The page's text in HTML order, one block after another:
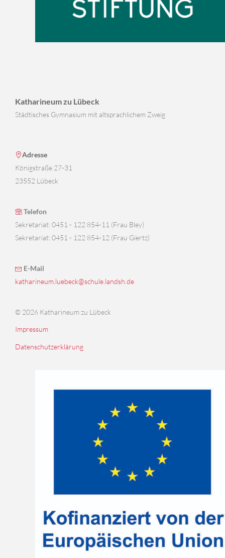
Katharineum zu Lübeck
Städtisches Gymnasium mit altsprachlichem Zweig
Adresse
Königstraße 27-31
23552 Lübeck
Telefon
Sekretariat: 0451 - 122 854-11 (Frau Bley)
Sekretariat: 0451 - 122 854-12 (Frau Giertz)
E-Mail
katharineum.luebeck@schule.landsh.de
© 2026 Katharineum zu Lübeck
Impressum
Datenschutzerklärung